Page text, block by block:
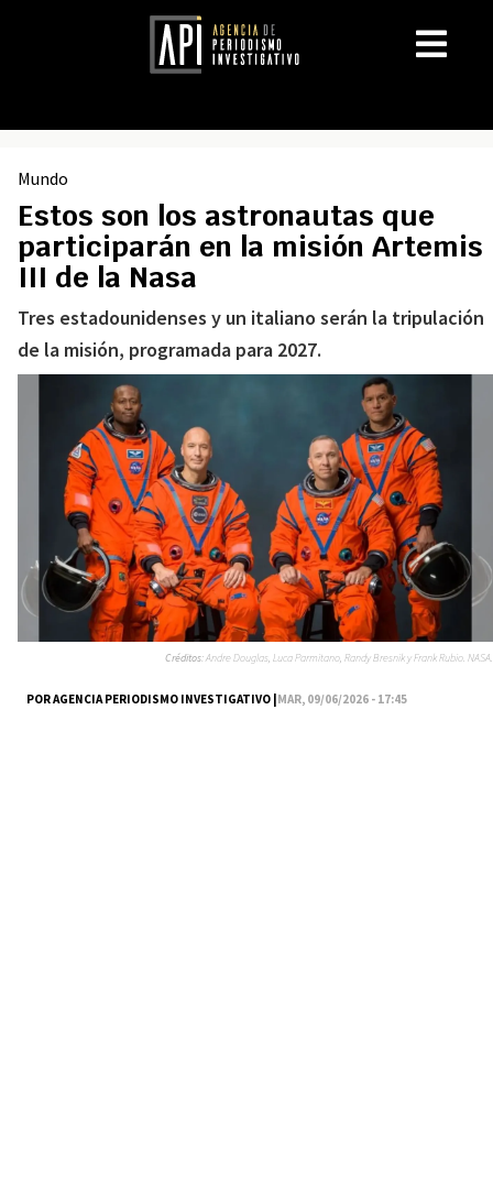
Mundo
Estos son los astronautas que
participarán en la misión Artemis
III de la Nasa
Tres estadounidenses y un italiano serán la tripulación
de la misión, programada para 2027.
POR AGENCIA PERIODISMO INVESTIGATIVO |MAR, 09/06/2026 - 17:45
Créditos:Andre Douglas, Luca Parmitano, Randy Bresnik y Frank Rubio. NASA.